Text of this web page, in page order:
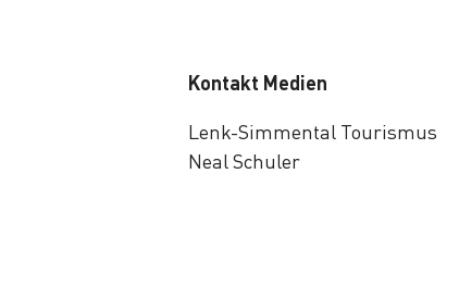
Kontakt Medien
Lenk-Simmental Tourismus
Neal Schuler